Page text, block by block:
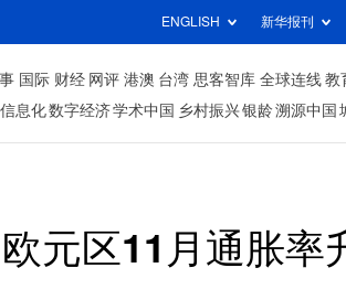
ENGLISH 新华报刊
国际 财经 网评 港澳 台湾 思客智库 全球连线 教
信息化数字经济学术中国 乡村振兴银龄溯源中国
欧元区11月通胀率